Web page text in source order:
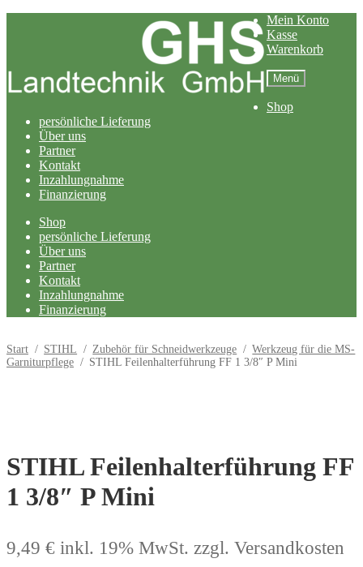
Mein Konto
Kasse
Warenkorb
Menü
Shop
persönliche Lieferung
Über uns
Partner
Kontakt
Inzahlungnahme
Finanzierung
Shop
persönliche Lieferung
Über uns
Partner
Kontakt
Inzahlungnahme
Finanzierung
Start / STIHL / Zubehör für Schneidwerkzeuge / Werkzeug für die MS-
Garniturpflege / STIHL Feilenhalterführung FF 1 3/8″ P Mini
STIHL Feilenhalterführung FF
1 3/8″ P Mini
9,49 € inkl. 19% MwSt. zzgl. Versandkosten